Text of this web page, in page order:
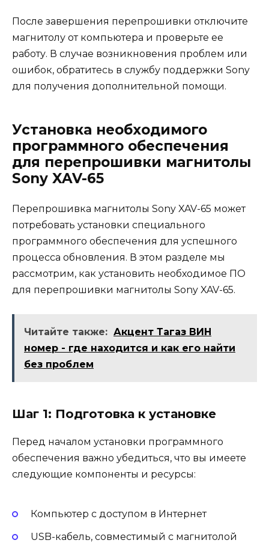
После завершения перепрошивки отключите
магнитолу от компьютера и проверьте ее
работу. В случае возникновения проблем или
ошибок, обратитесь в службу поддержки Sony
для получения дополнительной помощи.
Установка необходимого
программного обеспечения
для перепрошивки магнитолы
Sony XAV-65
Перепрошивка магнитолы Sony XAV-65 может
потребовать установки специального
программного обеспечения для успешного
процесса обновления. В этом разделе мы
рассмотрим, как установить необходимое ПО
для перепрошивки магнитолы Sony XAV-65.
Читайте также: Акцент Тагаз ВИН
номер - где находится и как его найти
без проблем
Шаг 1: Подготовка к установке
Перед началом установки программного
обеспечения важно убедиться, что вы имеете
следующие компоненты и ресурсы:
Компьютер с доступом в Интернет
USB-кабель, совместимый с магнитолой